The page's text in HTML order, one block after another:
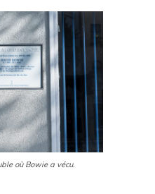
où Bowie a vécu.